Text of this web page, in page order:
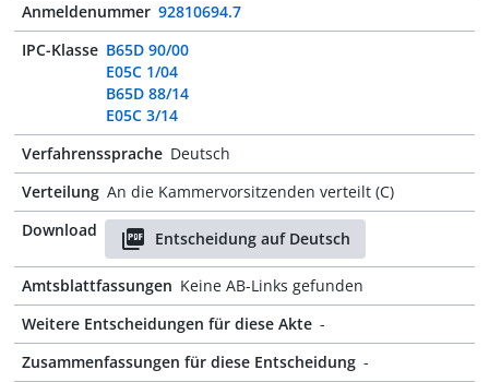
Anmeldenummer 92810694.7
IPC-Klasse B65D 90/00
E05C 1/04
B65D 88/14
E05C 3/14
Verfahrenssprache Deutsch
Verteilung An die Kammervorsitzenden verteilt (C)
Download
Entscheidung auf Deutsch
Amtsblattfassungen Keine AB-Links gefunden
Weitere Entscheidungen für diese Akte -
Zusammenfassungen für diese Entscheidung -